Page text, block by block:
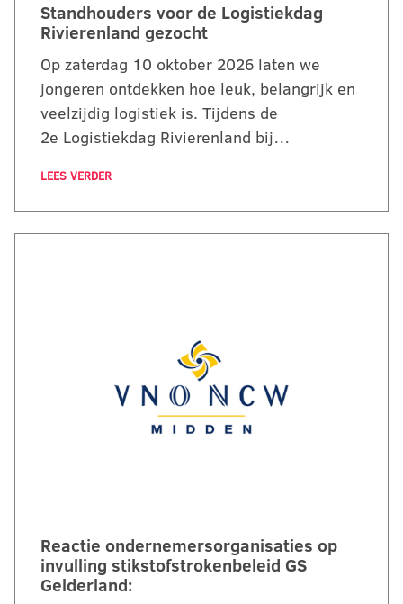
Standhouders voor de Logistiekdag
Rivierenland gezocht
Op zaterdag 10 oktober 2026 laten we
jongeren ontdekken hoe leuk, belangrijk en
veelzijdig logistiek is. Tijdens de
2e Logistiekdag Rivierenland bij…
LEES VERDER
Reactie ondernemersorganisaties op
invulling stikstofstrokenbeleid GS
Gelderland: